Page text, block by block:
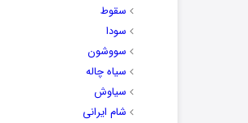
سقوط
سودا
سووشون
سیاه چاله
سیاوش
شام ایرانی